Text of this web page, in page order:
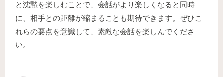
と沈黙を楽しむことで、会話がより楽しくなると同時
に、相手との距離が縮まることも期待できます。ぜひこ
れらの要点を意識して、素敵な会話を楽しんでくださ
い。